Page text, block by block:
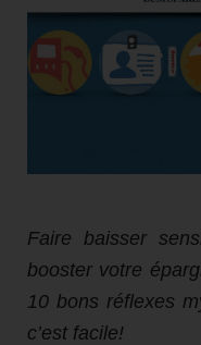
Faire baisser
booster votre
10 bons réflexes
c’est facile!